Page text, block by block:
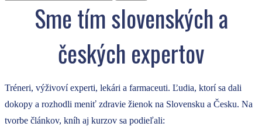
Sme tím slovenských a
českých expertov
Tréneri, výživoví experti, lekári a farmaceuti. Ľudia, ktorí sa dali
dokopy a rozhodli meniť zdravie žienok na Slovensku a Česku. Na
tvorbe článkov, kníh aj kurzov sa podieľali: